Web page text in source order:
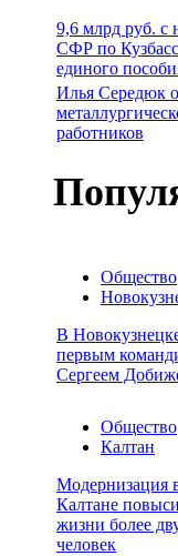
9,6 млрд руб. с
СФР по
единого
Илья Середюк
работников
Общество
В
первым
Сергеем
Общество
Калтан
Модернизация
Калтане
жизни более
человек